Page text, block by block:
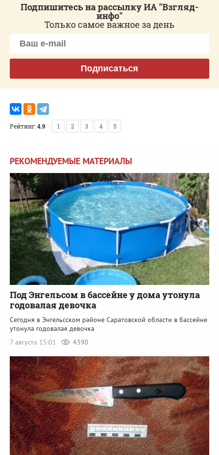
Подпишитесь на рассылку ИА "Взгляд-
инфо"
Только самое важное за день
Подписаться
Рейтинг:4.9 1 2 3 4 5
РЕКОМЕНДУЕМЫЕ МАТЕРИАЛЫ
Под Энгельсом в бассейне у дома утонула
годовалая девочка
Сегодня в Энгельсском районе Саратовской области в бассейне
утонула годовалая девочка
7 августа 15:01
4390